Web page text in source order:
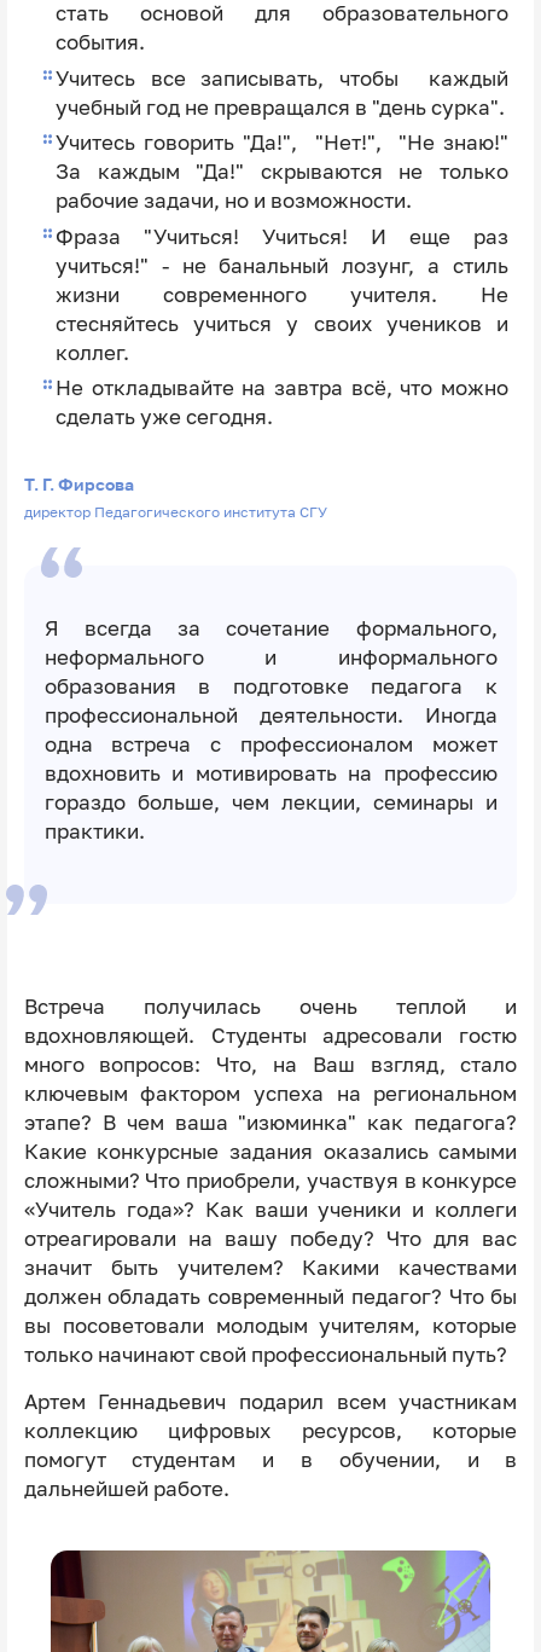
стать основой для образовательного
события.
Учитесь все записывать, чтобы каждый
учебный год не превращался в "день сурка".
Учитесь говорить "Да!", "Нет!", "Не знаю!"
За каждым "Да!" скрываются не только
рабочие задачи, но и возможности.
Фраза "Учиться! Учиться! И еще раз
учиться!" - не банальный лозунг, а стиль
жизни современного учителя. Не
стесняйтесь учиться у своих учеников и
коллег.
Не откладывайте на завтра всё, что можно
сделать уже сегодня.
Т. Г. Фирсова
директор Педагогического института СГУ
Я всегда за сочетание формального,
неформального и информального
образования в подготовке педагога к
профессиональной деятельности. Иногда
одна встреча с профессионалом может
вдохновить и мотивировать на профессию
гораздо больше, чем лекции, семинары и
практики.
Встреча получилась очень теплой и
вдохновляющей. Студенты адресовали гостю
много вопросов: Что, на Ваш взгляд, стало
ключевым фактором успеха на региональном
этапе? В чем ваша "изюминка" как педагога?
Какие конкурсные задания оказались самыми
сложными? Что приобрели, участвуя в конкурсе
«Учитель года»? Как ваши ученики и коллеги
отреагировали на вашу победу? Что для вас
значит быть учителем? Какими качествами
должен обладать современный педагог? Что бы
вы посоветовали молодым учителям, которые
только начинают свой профессиональный путь?
Артем Геннадьевич подарил всем участникам
коллекцию цифровых ресурсов, которые
помогут студентам и в обучении, и в
дальнейшей работе.